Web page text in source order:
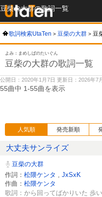
豆柴の大群の歌詞一覧
歌詞検索UtaTen 豆柴の大群 豆
よみ：まめしばのたいぐん
豆柴の大群の歌詞一覧
公開日：2020年1月7日 更新日：2026年7
55曲中 1-55曲を表示
人気順 発売新順
大丈夫サンライズ
豆柴の大群
作詞： 松隈ケンタ
JxSxK
作曲： 松隈ケンタ
歌詞：から回ってばかりいた 歩